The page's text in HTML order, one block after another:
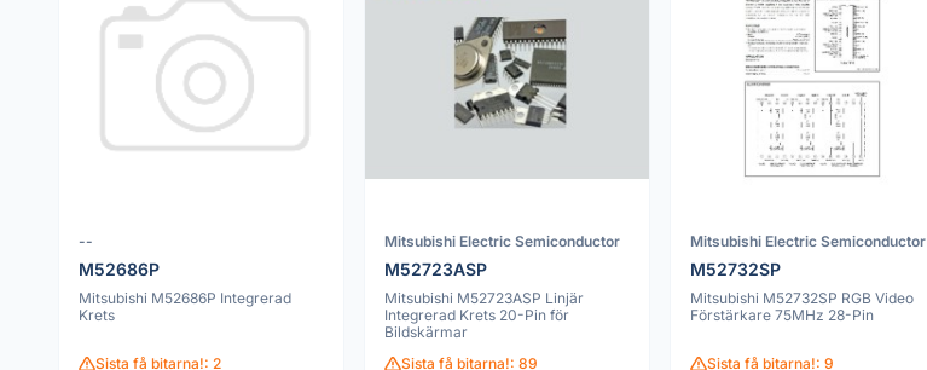
--
M52686P
Mitsubishi M52686P Integrerad
Krets
Sista få bitarna!: 2
Mitsubishi Electric Semiconductor
M52723ASP
Mitsubishi M52723ASP Linjär
Integrerad Krets 20-Pin för
Bildskärmar
Sista få bitarna!: 89
Mitsubishi Electric Semiconductor
M52732SP
Mitsubishi M52732SP RGB Video
Förstärkare 75MHz 28-Pin
Sista få bitarna!: 9